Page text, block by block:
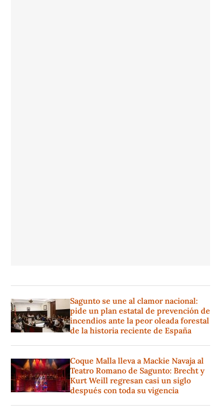
Sagunto se une al clamor nacional:
pide un plan estatal de prevención de
incendios ante la peor oleada forestal
de la historia reciente de España
Coque Malla lleva a Mackie Navaja al
Teatro Romano de Sagunto: Brecht y
Kurt Weill regresan casi un siglo
después con toda su vigencia